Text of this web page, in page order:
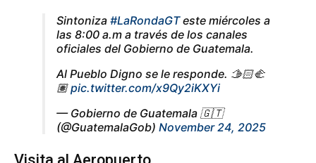
Sintoniza #LaRondaGTeste miércoles a
las 8:00 a.m a través de los canales
oficiales del Gobierno de Guatemala.
Al Pueblo Digno se le responde. 🫱🏻‍🫲
🏽pic.twitter.com/x9Qy2iKXYi
— Gobierno de Guatemala 🇬🇹
(@GuatemalaGob) November 24, 2025